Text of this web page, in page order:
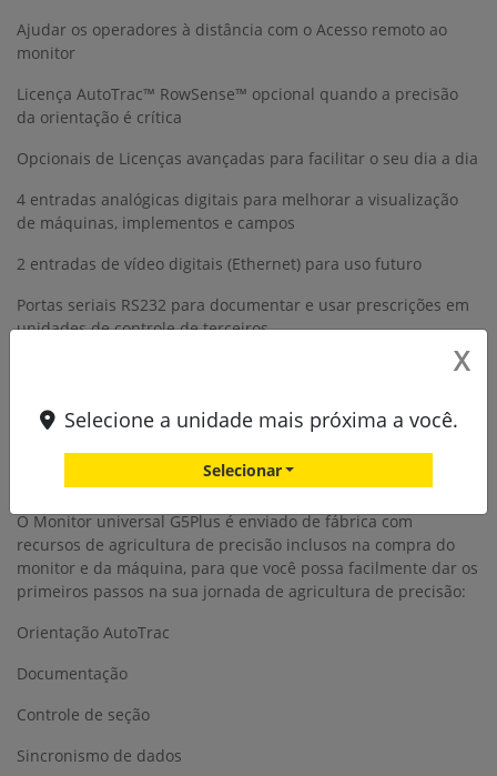
Ajudar os operadores à distância com o Acesso remoto ao
monitor
Licença AutoTrac™ RowSense™ opcional quando a precisão
da orientação é crítica
Opcionais de Licenças avançadas para facilitar o seu dia a dia
4 entradas analógicas digitais para melhorar a visualização
de máquinas, implementos e campos
2 entradas de vídeo digitais (Ethernet) para uso futuro
Portas seriais RS232 para documentar e usar prescrições em
unidades de controle de terceiros
A capacidade do monitor estendido permite que você veja
mais informações a cada exibição e deixa mais controles ao
O Monitor universal G5Plus é enviado de fábrica com
recursos de agricultura de precisão inclusos na compra do
monitor e da máquina, para que você possa facilmente dar os
primeiros passos na sua jornada de agricultura de precisão:
Orientação AutoTrac
Documentação
Controle de seção
Sincronismo de dados
X
Selecione a unidade mais próxima a você.
Selecionar